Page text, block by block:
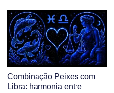
Combinação Peixes com
Libra: harmonia entre